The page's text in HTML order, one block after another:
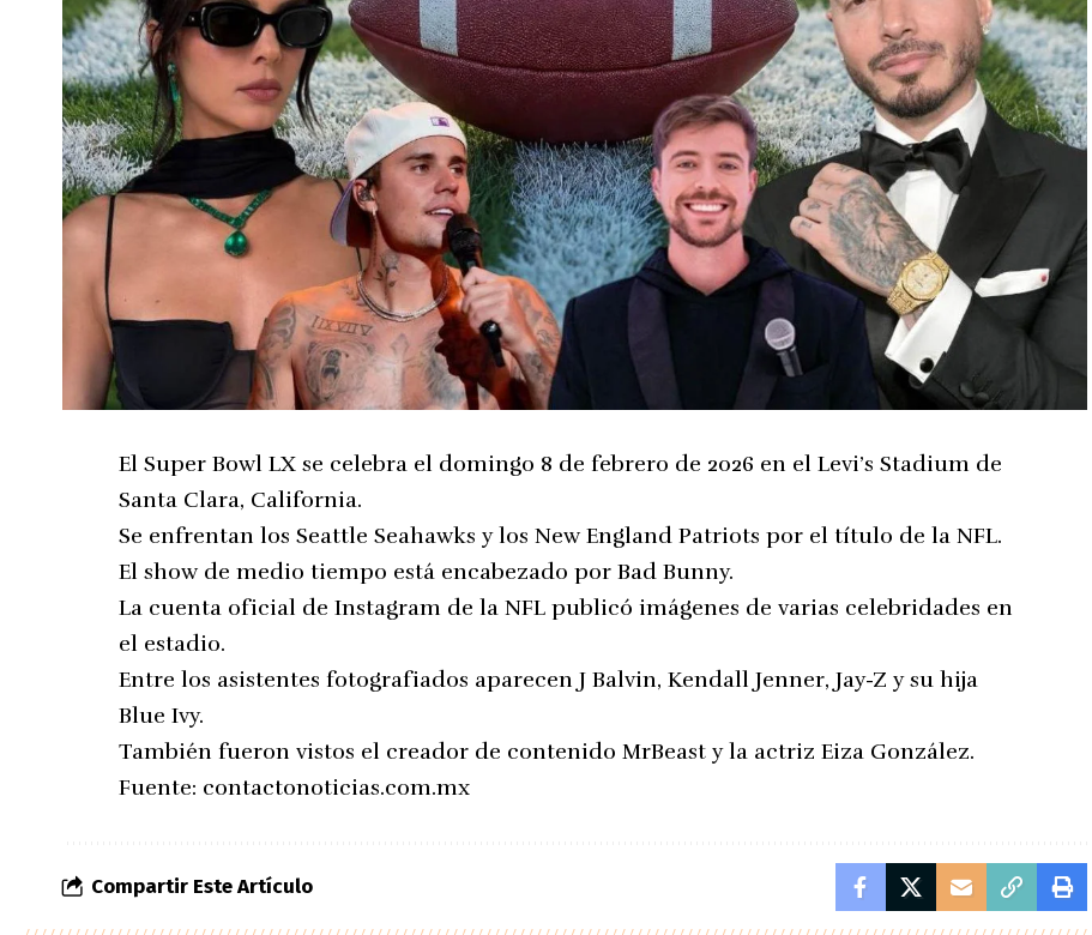
El Super Bowl LX se celebra el domingo 8 de febrero de 2026 en el Levi’s Stadium de
Santa Clara, California.
Se enfrentan los Seattle Seahawks y los New England Patriots por el título de la NFL.
El show de medio tiempo está encabezado por Bad Bunny.
La cuenta oficial de Instagram de la NFL publicó imágenes de varias celebridades en
el estadio.
Entre los asistentes fotografiados aparecen J Balvin, Kendall Jenner, Jay-Z y su hija
Blue Ivy.
También fueron vistos el creador de contenido MrBeast y la actriz Eiza González.
Fuente: contactonoticias.com.mx
Compartir Este Artículo